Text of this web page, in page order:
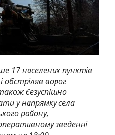
17 населених пунктів
обстріляв ворог
безуспішно
у напрямку села
району,
зведенні